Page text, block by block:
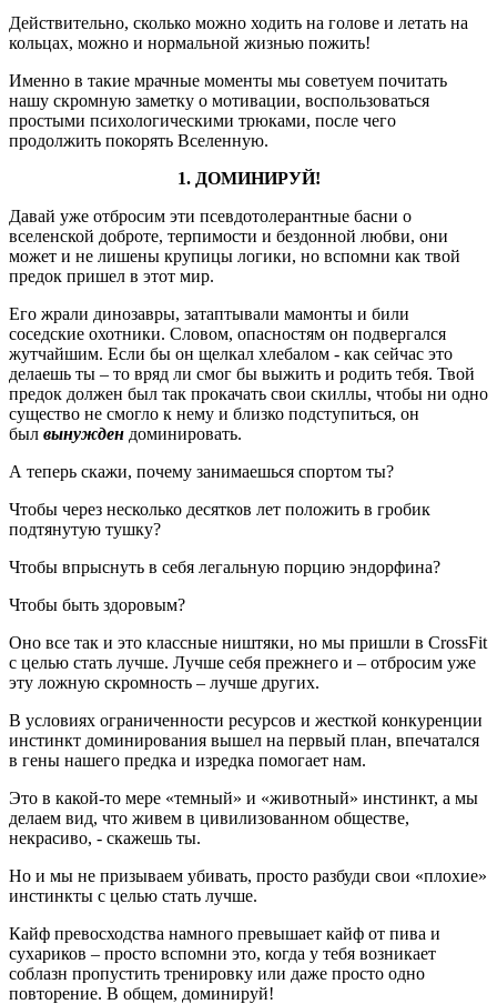
Действительно, сколько можно ходить на голове и летать на
кольцах, можно и нормальной жизнью пожить!
Именно в такие мрачные моменты мы советуем почитать
нашу скромную заметку о мотивации, воспользоваться
простыми психологическими трюками, после чего
продолжить покорять Вселенную.
1. ДОМИНИРУЙ!
Давай уже отбросим эти псевдотолерантные басни о
вселенской доброте, терпимости и бездонной любви, они
может и не лишены крупицы логики, но вспомни как твой
предок пришел в этот мир.
Его жрали динозавры, затаптывали мамонты и били
соседские охотники. Словом, опасностям он подвергался
жутчайшим. Если бы он щелкал хлебалом - как сейчас это
делаешь ты – то вряд ли смог бы выжить и родить тебя. Твой
предок должен был так прокачать свои скиллы, чтобы ни одно
существо не смогло к нему и близко подступиться, он
был вынужден доминировать.
А теперь скажи, почему занимаешься спортом ты?
Чтобы через несколько десятков лет положить в гробик
подтянутую тушку?
Чтобы впрыснуть в себя легальную порцию эндорфина?
Чтобы быть здоровым?
Оно все так и это классные ништяки, но мы пришли в CrossFit
с целью стать лучше. Лучше себя прежнего и – отбросим уже
эту ложную скромность – лучше других.
В условиях ограниченности ресурсов и жесткой конкуренции
инстинкт доминирования вышел на первый план, впечатался
в гены нашего предка и изредка помогает нам.
Это в какой-то мере «темный» и «животный» инстинкт, а мы
делаем вид, что живем в цивилизованном обществе,
некрасиво, - скажешь ты.
Но и мы не призываем убивать, просто разбуди свои «плохие»
инстинкты с целью стать лучше.
Кайф превосходства намного превышает кайф от пива и
сухариков – просто вспомни это, когда у тебя возникает
соблазн пропустить тренировку или даже просто одно
повторение. В общем, доминируй!